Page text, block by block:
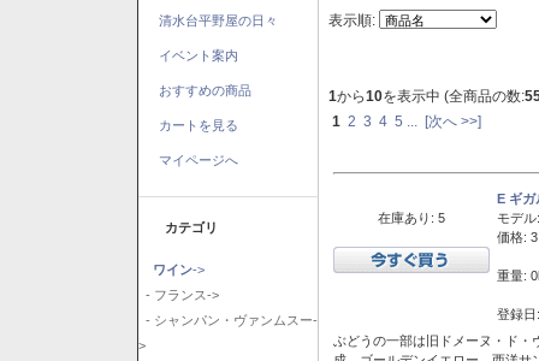
清水台平野屋の日々
イベント案内
おすすめの商品
カートを見る
マイページへ
カテゴリ
ワイン->
- フランス->
- シャンパン・ヴァンムスー-
>
表示順:
1から10を表示中 (全商品の数:
1 2 3 4 5 [次へ >>]
在庫あり: 5
E ギ
モデル:
価格:
重量:
登録
ぶどうの一部は旧ドメーヌ・ド・